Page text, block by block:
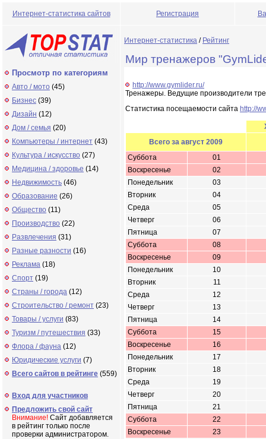
Интернет-статистика сайтов Регистрация
Просмотр по категориям
Авто / мото (45)
Бизнес (39)
Дизайн (12)
Дом / семья (20)
Компьютеры / интернет (43)
Культура / искусство (27)
Медицина / здоровье (14)
Недвижимость (46)
Образование (26)
Общество (11)
Производство (22)
Развлечения (31)
Разные разности (16)
Реклама (18)
Спорт (19)
Страны / города (12)
Строительство / ремонт (23)
Товары / услуги (83)
Туризм / путешествия (33)
Флора / фауна (12)
Юридические услуги (7)
Всего сайтов в рейтинге (559)
Вход для участников
Предложить свой сайт
Внимание! Сайт добавляется
в рейтинг только после
проверки администратором.
Интернет-статистика / Рейтинг
Мир тренажеров
http://www.gymlider.ru/
Тренажеры. Ведущие производители
Статистика посещаемости сайта http://
Всего за август 2009
Суббота
01
Воскресенье
02
Понедельник
03
Вторник
04
Среда
05
Четверг
06
Пятница
07
Суббота
08
Воскресенье
09
Понедельник
10
Вторник
11
Среда
12
Четверг
13
Пятница
14
Суббота
15
Воскресенье
16
Понедельник
17
Вторник
18
Среда
19
Четверг
20
Пятница
21
Суббота
22
Воскресенье
23